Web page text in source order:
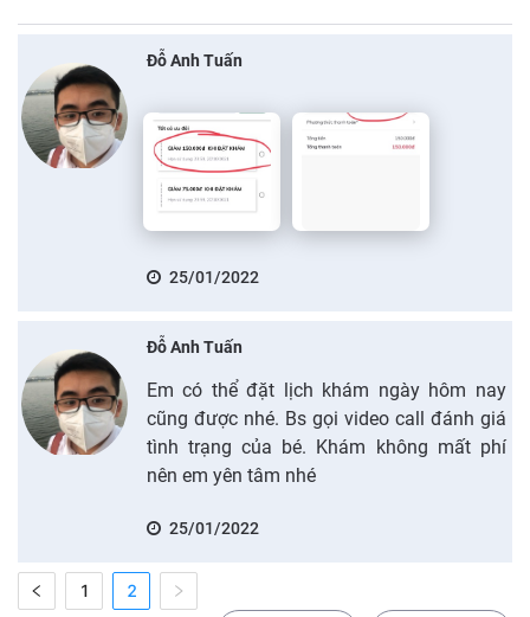
Đỗ Anh Tuấn
25/01/2022
Đỗ Anh Tuấn
Em có thể đặt lịch khám ngày hôm nay
cũng được nhé. Bs gọi video call đánh giá
tình trạng của bé. Khám không mất phí
nên em yên tâm nhé
25/01/2022
1 2